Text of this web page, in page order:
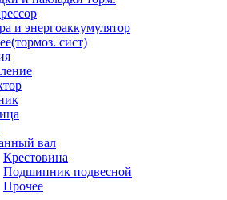
и энергоаккумулятор
сист)
вал
Крестовина
Подшипник подвесной
Прочее